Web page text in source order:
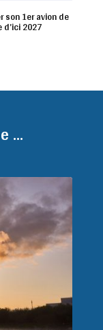
son 1er avion de
2027
...